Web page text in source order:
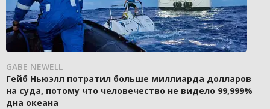
GABE NEWELL
Гейб Ньюэлл потратил больше миллиарда долларов
на суда, потому что человечество не видело 99,999%
дна океана